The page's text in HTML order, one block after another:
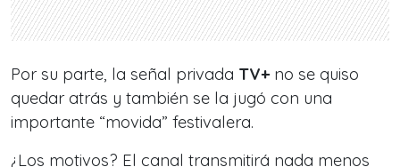
Por su parte, la señal privada TV+no se quiso
quedar atrás y también se la jugó con una
importante “movida” festivalera.
¿Los motivos? El canal transmitirá nada menos